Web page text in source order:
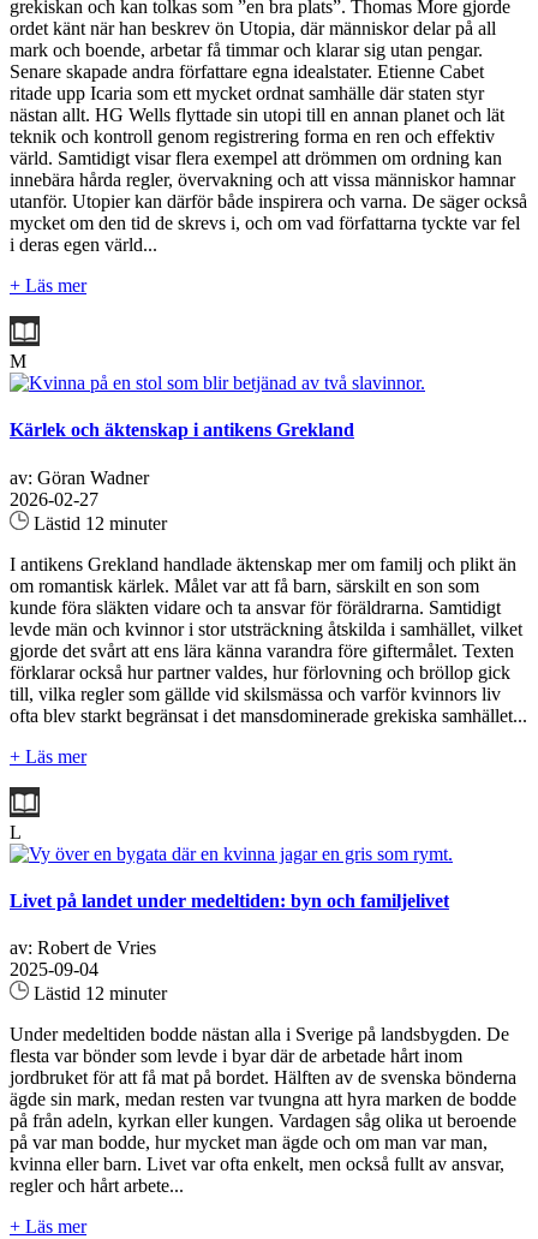
grekiskan och kan tolkas som ”en bra plats”. Thomas More gjorde
ordet känt när han beskrev ön Utopia, där människor delar på all
mark och boende, arbetar få timmar och klarar sig utan pengar.
Senare skapade andra författare egna idealstater. Etienne Cabet
ritade upp Icaria som ett mycket ordnat samhälle där staten styr
nästan allt. HG Wells flyttade sin utopi till en annan planet och lät
teknik och kontroll genom registrering forma en ren och effektiv
värld. Samtidigt visar flera exempel att drömmen om ordning kan
innebära hårda regler, övervakning och att vissa människor hamnar
utanför. Utopier kan därför både inspirera och varna. De säger också
mycket om den tid de skrevs i, och om vad författarna tyckte var fel
i deras egen värld...
+ Läs mer
M
Kärlek och äktenskap i antikens Grekland
av: Göran Wadner
2026-02-27
Lästid 12 minuter
I antikens Grekland handlade äktenskap mer om familj och plikt än
om romantisk kärlek. Målet var att få barn, särskilt en son som
kunde föra släkten vidare och ta ansvar för föräldrarna. Samtidigt
levde män och kvinnor i stor utsträckning åtskilda i samhället, vilket
gjorde det svårt att ens lära känna varandra före giftermålet. Texten
förklarar också hur partner valdes, hur förlovning och bröllop gick
till, vilka regler som gällde vid skilsmässa och varför kvinnors liv
ofta blev starkt begränsat i det mansdominerade grekiska samhället...
+ Läs mer
L
Livet på landet under medeltiden: byn och familjelivet
av: Robert de Vries
2025-09-04
Lästid 12 minuter
Under medeltiden bodde nästan alla i Sverige på landsbygden. De
flesta var bönder som levde i byar där de arbetade hårt inom
jordbruket för att få mat på bordet. Hälften av de svenska bönderna
ägde sin mark, medan resten var tvungna att hyra marken de bodde
på från adeln, kyrkan eller kungen. Vardagen såg olika ut beroende
på var man bodde, hur mycket man ägde och om man var man,
kvinna eller barn. Livet var ofta enkelt, men också fullt av ansvar,
regler och hårt arbete...
+ Läs mer